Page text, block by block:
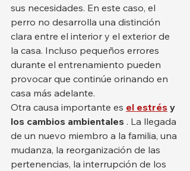
sus necesidades. En este caso, el
perro no desarrolla una distinción
clara entre el interior y el exterior de
la casa. Incluso pequeños errores
durante el entrenamiento pueden
provocar que continúe orinando en
casa más adelante.
Otra causa importante es el estrés y
los cambios ambientales . La llegada
de un nuevo miembro a la familia, una
mudanza, la reorganización de las
pertenencias, la interrupción de los